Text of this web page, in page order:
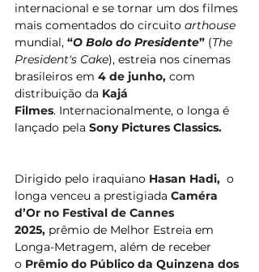
internacional e se tornar um dos filmes
mais comentados do circuito arthouse
mundial, “O Bolo do Presidente” (The
President's Cake), estreia nos cinemas
brasileiros em 4 de junho, com
distribuição da Kajá
Filmes. Internacionalmente, o longa é
lançado pela Sony Pictures Classics.
Dirigido pelo iraquiano Hasan Hadi, o
longa venceu a prestigiada Caméra
d’Or no Festival de Cannes
2025, prêmio de Melhor Estreia em
Longa-Metragem, além de receber
o Prêmio do Público da Quinzena dos